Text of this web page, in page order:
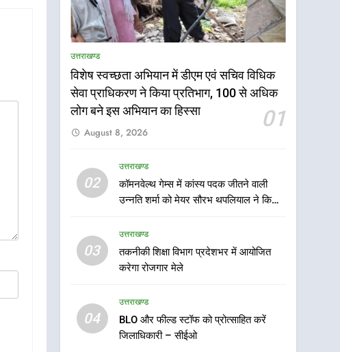
उत्तराखण्ड
विशेष स्वच्छता अभियान में डीएम एवं सचिव विधिक
सेवा प्राधिकरण ने किया प्रतिभाग, 100 से अधिक
लोग बने इस अभियान का हिस्सा
01
August 8, 2026
02
उत्तराखण्ड
कॉमनवेल्थ गेम्स में कांस्य पदक जीतने वाली
उन्नति शर्मा को मेयर सौरभ थपलियाल ने किया
03
उत्तराखण्ड
तकनीकी शिक्षा विभाग प्रदेशभर में आयोजित
करेगा रोजगार मेले
04
उत्तराखण्ड
BLO और फील्ड स्टॉफ को प्रोत्साहित करें
जिलाधिकारी – सीईओ
5
हर घर तिरंगा अभियान को जन-
जन तक पहुंचाने की तैयारी, 9 से
6
कावड़ मेले को सकुशल रूप से
7
मुख्यमंत्री ने तीलू रौतेली एवं